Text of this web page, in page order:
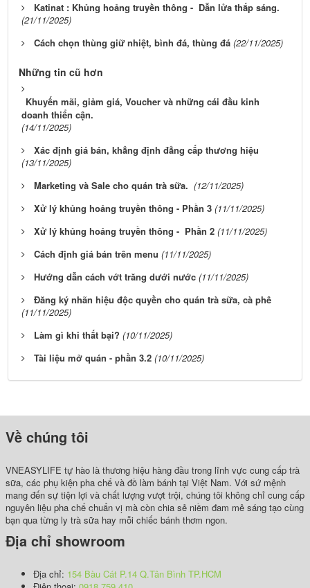
Katinat : Khủng hoảng truyền thông - Dẫn lửa thắp sáng.
(21/11/2025)
Cách chọn thùng giữ nhiệt, bình đá, thùng đá (22/11/2025)
Những tin cũ hơn
Khuyến mãi, giảm giá, Voucher và những cái đầu kinh
doanh thiển cận.
(14/11/2025)
Xác định giá bán, khẳng định đẳng cấp thương hiệu
(13/11/2025)
Marketing và Sale cho quán trà sữa. (12/11/2025)
Xử lý khủng hoảng truyền thông - Phần 3 (11/11/2025)
Xử lý khủng hoảng truyền thông - Phần 2 (11/11/2025)
Cách định giá bán trên menu (11/11/2025)
Hướng dẫn cách vớt trăng dưới nước (11/11/2025)
Đăng ký nhãn hiệu độc quyền cho quán trà sữa, cà phê
(11/11/2025)
Làm gì khi thất bại? (10/11/2025)
Tài liệu mở quán - phần 3.2 (10/11/2025)
Về chúng tôi
VNEASYLIFE tự hào là thương hiệu hàng đầu trong lĩnh vực cung cấp trà
sữa, các phụ kiện pha chế và đồ làm bánh tại Việt Nam. Với sứ mệnh
mang đến sự tiện lợi và chất lượng vượt trội, chúng tôi không chỉ cung cấp
nguyên liệu pha chế chuẩn vị mà còn chia sẻ niềm đam mê sáng tạo cùng
bạn qua từng ly trà sữa hay mỗi chiếc bánh thơm ngon.
Địa chỉ showroom
Địa chỉ: 154 Bàu Cát P.14 Q.Tân Bình TP.HCM